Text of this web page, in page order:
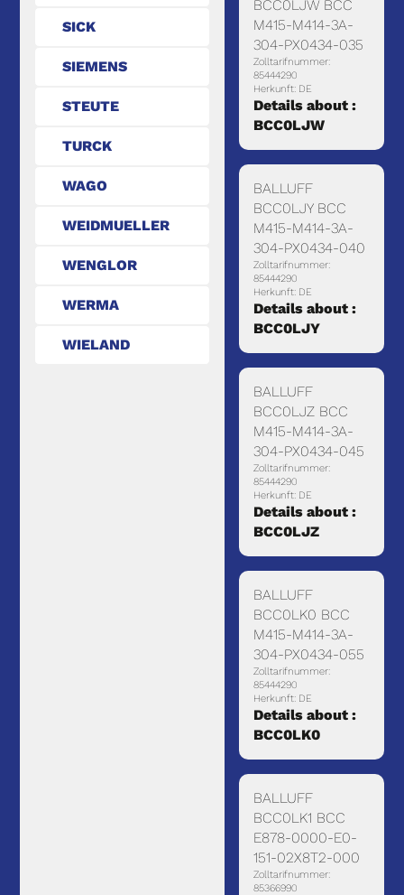
SICK
SIEMENS
STEUTE
TURCK
WAGO
WEIDMUELLER
WENGLOR
WERMA
WIELAND
BCC0LJW BCC
M415-M414-3A-
304-PX0434-035
Zolltarifnummer:
85444290
Herkunft: DE
Details about :
BCC0LJW
BALLUFF
BCC0LJY BCC
M415-M414-3A-
304-PX0434-040
Zolltarifnummer:
85444290
Herkunft: DE
Details about :
BCC0LJY
BALLUFF
BCC0LJZ BCC
M415-M414-3A-
304-PX0434-045
Zolltarifnummer:
85444290
Herkunft: DE
Details about :
BCC0LJZ
BALLUFF
BCC0LK0 BCC
M415-M414-3A-
304-PX0434-055
Zolltarifnummer:
85444290
Herkunft: DE
Details about :
BCC0LK0
BALLUFF
BCC0LK1 BCC
E878-0000-E0-
151-02X8T2-000
Zolltarifnummer:
85366990